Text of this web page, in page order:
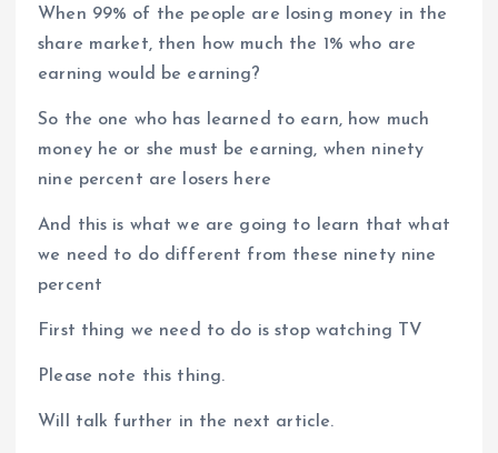
When 99% of the people are losing money in the
share market, then how much the 1% who are
earning would be earning?
So the one who has learned to earn, how much
money he or she must be earning, when ninety
nine percent are losers here
And this is what we are going to learn that what
we need to do different from these ninety nine
percent
First thing we need to do is stop watching TV
Please note this thing.
Will talk further in the next article.